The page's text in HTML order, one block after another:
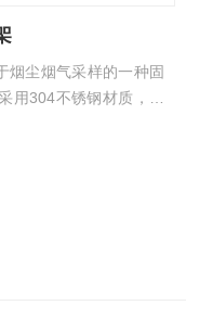
烟尘烟气采样的一种固
用304不锈钢材质，重